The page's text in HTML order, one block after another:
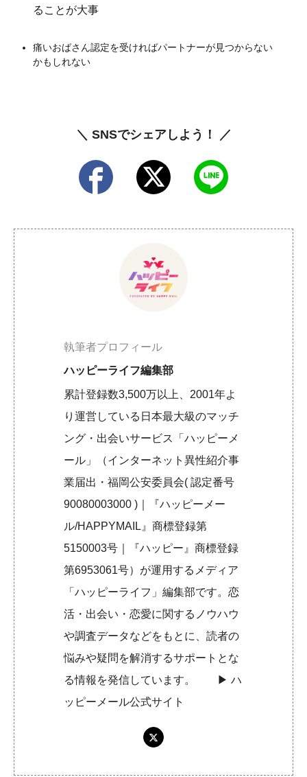
ることが大事
痛いおばさん認定を受ければパートナーが見つからない
かもしれない
＼ SNSでシェアしよう！ ／
執筆者プロフィール
ハッピーライフ編集部
累計登録数3,500万以上、2001年よ
り運営している日本最大級のマッチ
ング・出会いサービス「ハッピーメ
ール」（インターネット異性紹介事
業届出・福岡公安委員会( 認定番号
90080003000 )｜『ハッピーメー
ル/HAPPYMAIL』商標登録第
5150003号｜『ハッピー』商標登録
第6953061号）が運用するメディア
「ハッピーライフ」編集部です。恋
活・出会い・恋愛に関するノウハウ
や調査データなどをもとに、読者の
悩みや疑問を解消するサポートとな
る情報を発信しています。 ▶︎ハ
ッピーメール公式サイト